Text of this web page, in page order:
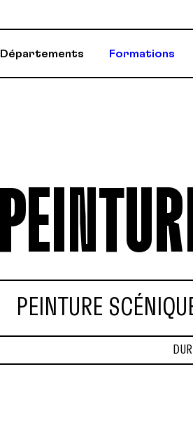
Départements Formations
PROGRAMME
RETRAITE /
ADHÉSION
Être membre
PEINTURE